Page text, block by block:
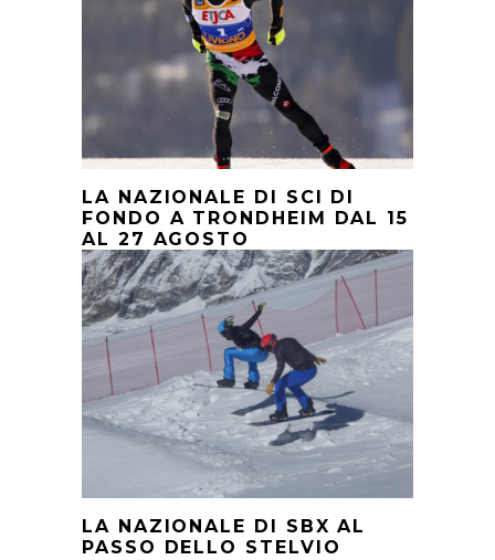
LA NAZIONALE DI SCI DI
FONDO A TRONDHEIM DAL 15
AL 27 AGOSTO
LA NAZIONALE DI SBX AL
PASSO DELLO STELVIO